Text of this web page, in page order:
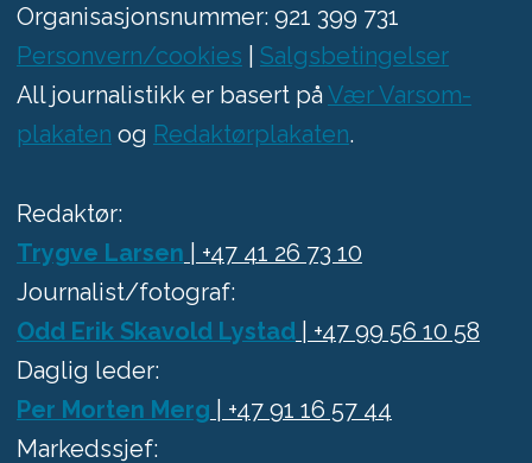
Organisasjonsnummer: 921 399 731
Personvern/cookies
Salgsbetingelser
All journalistikk er basert på Vær Varsom-
plakaten og Redaktørplakaten.
Redaktør:
Trygve Larsen | +47 41 26 73 10
Journalist/fotograf:
Odd Erik Skavold Lystad| +47 99 56 10 58
Daglig leder:
Per Morten Merg | +47 91 16 57 44
Markedssjef: